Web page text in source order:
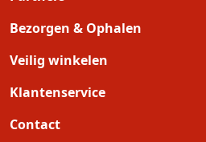
Bezorgen & Ophalen
Veilig winkelen
Klantenservice
Contact